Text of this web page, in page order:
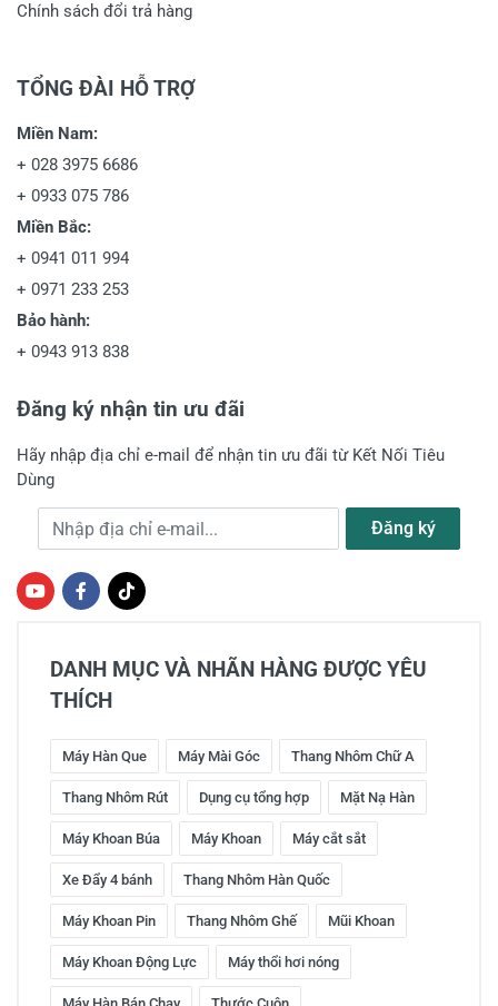
Chính sách đổi trả hàng
TỔNG ĐÀI HỖ TRỢ
Miền Nam:
+ 028 3975 6686
+ 0933 075 786
Miền Bắc:
+ 0941 011 994
+ 0971 233 253
Bảo hành:
+ 0943 913 838
Đăng ký nhận tin ưu đãi
Hãy nhập địa chỉ e-mail để nhận tin ưu đãi từ Kết Nối Tiêu
Dùng
Địa chỉ e-mail Đăng ký
DANH MỤC VÀ NHÃN HÀNG ĐƯỢC YÊU
THÍCH
Máy Hàn Que Máy Mài Góc Thang Nhôm Chữ A
Thang Nhôm Rút Dụng cụ tổng hợp Mặt Nạ Hàn
Máy Khoan Búa Máy Khoan Máy cắt sắt
Xe Đẩy 4 bánh Thang Nhôm Hàn Quốc
Máy Khoan Pin Thang Nhôm Ghế Mũi Khoan
Máy Khoan Động Lực Máy thổi hơi nóng